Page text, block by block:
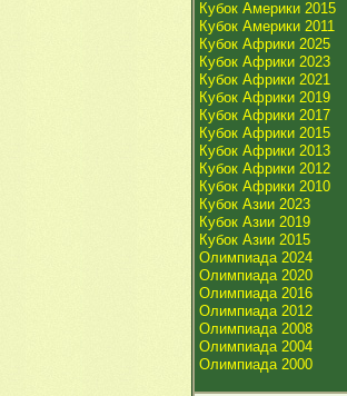
Кубок Америки 2015
Кубок Америки 2011
Кубок Африки 2025
Кубок Африки 2023
Кубок Африки 2021
Кубок Африки 2019
Кубок Африки 2017
Кубок Африки 2015
Кубок Африки 2013
Кубок Африки 2012
Кубок Африки 2010
Кубок Азии 2023
Кубок Азии 2019
Кубок Азии 2015
Олимпиада 2024
Олимпиада 2020
Олимпиада 2016
Олимпиада 2012
Олимпиада 2008
Олимпиада 2004
Олимпиада 2000